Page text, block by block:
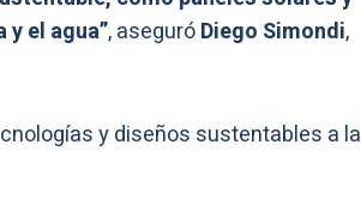
el agua”, aseguróDiego Simondi,
y diseños sustentables a la